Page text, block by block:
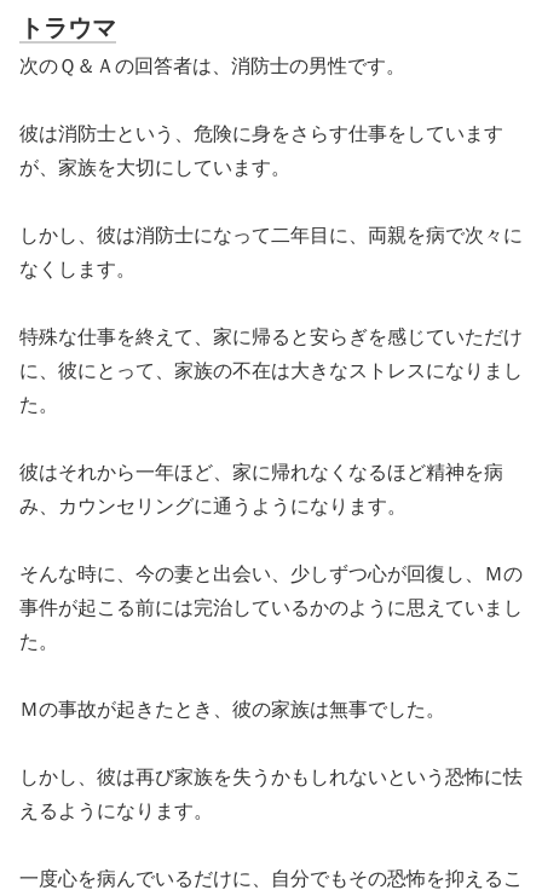
トラウマ
次のＱ＆Ａの回答者は、消防士の男性です。
彼は消防士という、危険に身をさらす仕事をしています
が、家族を大切にしています。
しかし、彼は消防士になって二年目に、両親を病で次々に
なくします。
特殊な仕事を終えて、家に帰ると安らぎを感じていただけ
に、彼にとって、家族の不在は大きなストレスになりまし
た。
彼はそれから一年ほど、家に帰れなくなるほど精神を病
み、カウンセリングに通うようになります。
そんな時に、今の妻と出会い、少しずつ心が回復し、Ｍの
事件が起こる前には完治しているかのように思えていまし
た。
Ｍの事故が起きたとき、彼の家族は無事でした。
しかし、彼は再び家族を失うかもしれないという恐怖に怯
えるようになります。
一度心を病んでいるだけに、自分でもその恐怖を抑えるこ